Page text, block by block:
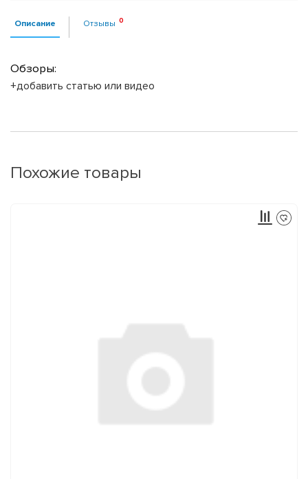
Описание Отзывы
Обзоры:
+добавить статью или видео
Похожие товары